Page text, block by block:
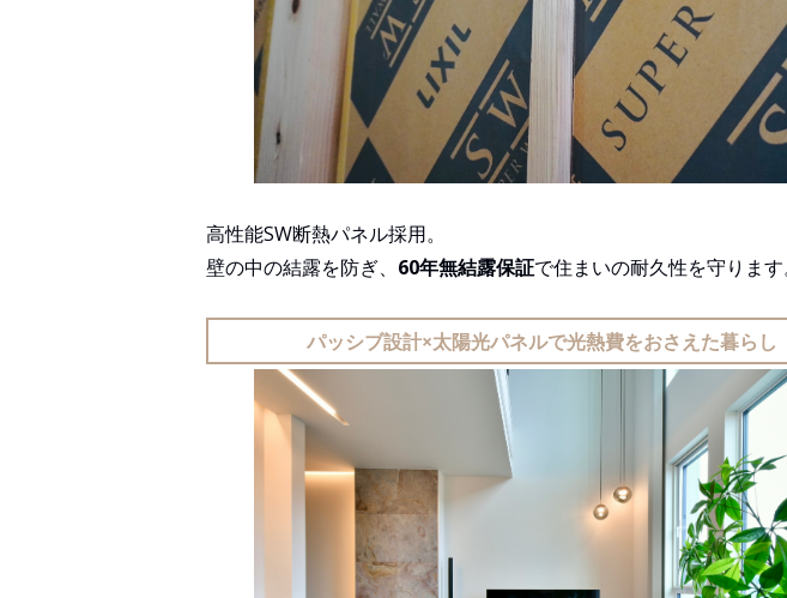
高性能SW断熱パネル採用。
壁の中の結露を防ぎ、 60年無結露保証で住まいの耐久性を守ります
パッシブ設計×太陽光パネルで光熱費をおさえた暮らし